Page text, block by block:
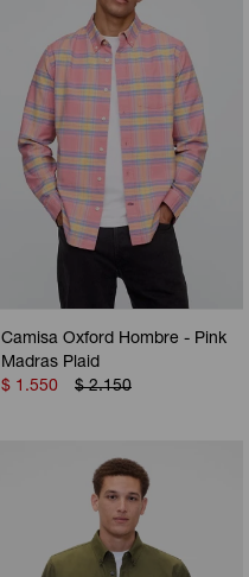
Camisa Oxford Hombre - Pink
Madras Plaid
$ 1.550 $ 2.150